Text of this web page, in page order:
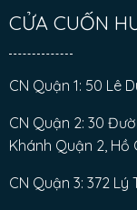
CỬA CUỐN
CN Quận 1: 50 Lê
CN Quận 2: 30
Khánh Quận 2, Hồ
CN Quận 3: 372 Lý